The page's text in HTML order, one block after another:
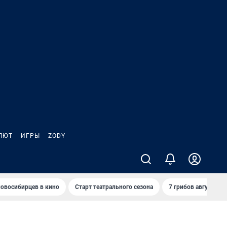
ИГРЫ ZODY
в кино Старт театрального сезона 7 грибов августа